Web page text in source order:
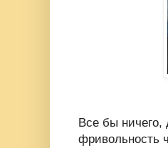
Все бы
фривольность